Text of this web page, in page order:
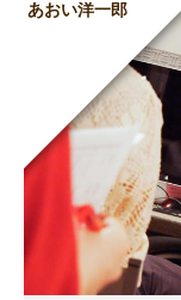
あおい洋一郎